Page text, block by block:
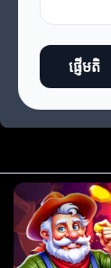
ផ្ញើមតិ